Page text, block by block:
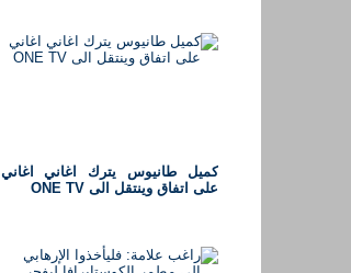
كميل طانيوس يترك اغاني اغاني
على اتفاق وينتقل الى ONE TV